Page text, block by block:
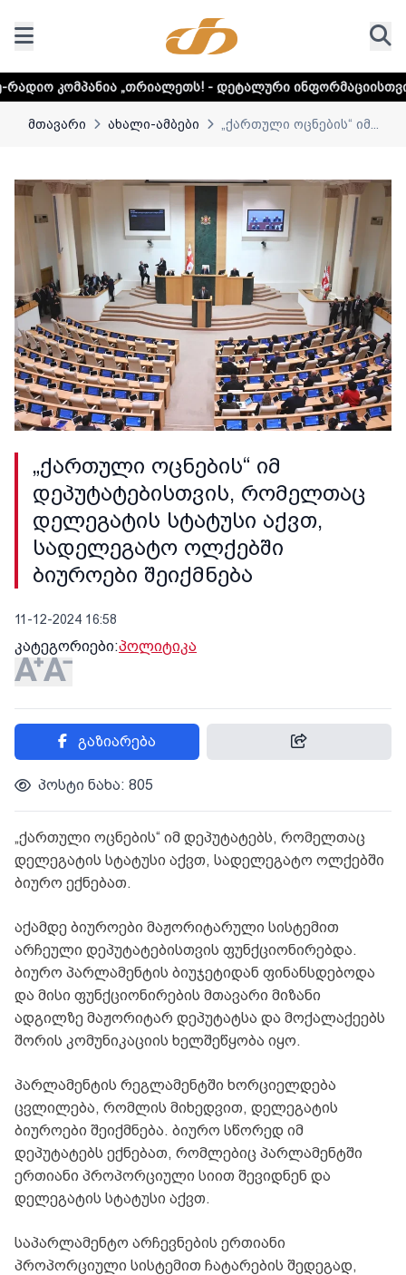
- დეტალური ინფორმაციისთვის დააკლიკეთ
მთავარი ახალი-ამბები „ქართული ოცნების“ იმ...
„ქართული ოცნების“ იმ
დეპუტატებისთვის, რომელთაც
დელეგატის სტატუსი აქვთ,
სადელეგატო ოლქებში
ბიუროები შეიქმნება
11-12-2024 16:58
კატეგორიები:პოლიტიკა
გაზიარება
პოსტი ნახა: 805
„ქართული ოცნების“ იმ დეპუტატებს, რომელთაც
დელეგატის სტატუსი აქვთ, სადელეგატო ოლქებში
ბიურო ექნებათ.
აქამდე ბიუროები მაჟორიტარული სისტემით
არჩეული დეპუტატებისთვის ფუნქციონირებდა.
ბიურო პარლამენტის ბიუჯეტიდან ფინანსდებოდა
და მისი ფუნქციონირების მთავარი მიზანი
ადგილზე მაჟორიტარ დეპუტატსა და მოქალაქეებს
შორის კომუნიკაციის ხელშეწყობა იყო.
პარლამენტის რეგლამენტში ხორციელდება
ცვლილება, რომლის მიხედვით, დელეგატის
ბიუროები შეიქმნება. ბიურო სწორედ იმ
დეპუტატებს ექნებათ, რომლებიც პარლამენტში
ერთიანი პროპორციული სიით შევიდნენ და
დელეგატის სტატუსი აქვთ.
საპარლამენტო არჩევნების ერთიანი
პროპორციული სისტემით ჩატარების შედეგად,